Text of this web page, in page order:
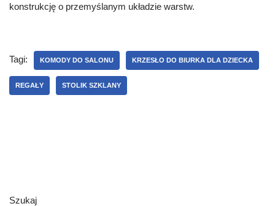
konstrukcję o przemyślanym układzie warstw.
Tagi: KOMODY DO SALONU KRZESŁO DO BIURKA DLA DZIECKA
REGAŁY STOLIK SZKLANY
Szukaj